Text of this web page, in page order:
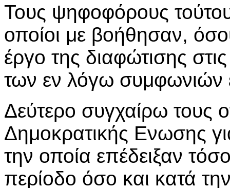
Τους ψηφοφόρους
οποίοι με βοήθησαν,
έργο της διαφώτισης
των εν λόγω συμφωνιών
Δεύτερο συγχαίρω τους
Δημοκρατικής Ενωσης
την οποία επέδειξαν
περίοδο όσο και κατά